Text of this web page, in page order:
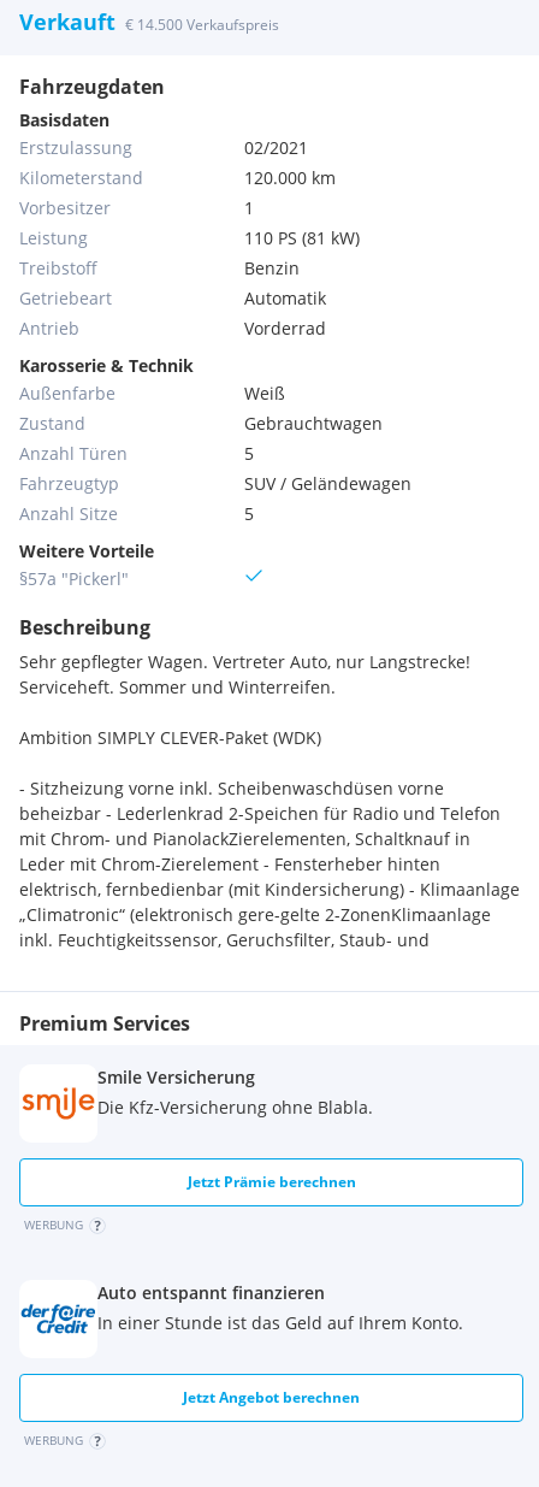
Verkauft € 14.500 Verkaufspreis
Fahrzeugdaten
Basisdaten
Erstzulassung
02/2021
Kilometerstand
120.000 km
Vorbesitzer
1
Leistung
110 PS (81 kW)
Treibstoff
Benzin
Getriebeart
Automatik
Antrieb
Vorderrad
Karosserie & Technik
Außenfarbe
Weiß
Zustand
Gebrauchtwagen
Anzahl Türen
5
Fahrzeugtyp
SUV / Geländewagen
Anzahl Sitze
5
Weitere Vorteile
§57a "Pickerl"
Beschreibung
Sehr gepflegter Wagen. Vertreter Auto, nur Langstrecke!
Serviceheft. Sommer und Winterreifen.
Ambition SIMPLY CLEVER-Paket (WDK)
- Sitzheizung vorne inkl. Scheibenwaschdüsen vorne
beheizbar - Lederlenkrad 2-Speichen für Radio und Telefon
mit Chrom- und PianolackZierelementen, Schaltknauf in
Leder mit Chrom-Zierelement - Fensterheber hinten
elektrisch, fernbedienbar (mit Kindersicherung) - Klimaanlage
„Climatronic“ (elektronisch gere-gelte 2-ZonenKlimaanlage
inkl. Feuchtigkeitssensor, Geruchsfilter, Staub- und
Schließ- und Öffnungssystem "KESSY" schlüssellose Zugangs-
berechtigung und Easy-Start (Start-Stop-Taste anstelle des
verwendbar Tep-pich/Kunststoff - USB-Stromanschluss - 2
Stück (Typ C) in der Mit-telkonsole hinten
Premium Services
Smile Versicherung
Die Kfz-Versicherung ohne Blabla.
Jetzt Prämie berechnen
WERBUNG
Auto entspannt finanzieren
In einer Stunde ist das Geld auf Ihrem Konto.
Jetzt Angebot berechnen
WERBUNG